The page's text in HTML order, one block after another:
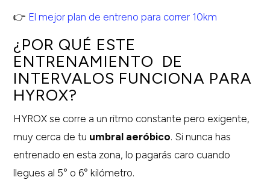
👉 El mejor plan de entreno para correr 10km
¿POR QUÉ ESTE
ENTRENAMIENTO DE
INTERVALOS FUNCIONA PARA
HYROX?
HYROX se corre a un ritmo constante pero exigente,
muy cerca de tu umbral aeróbico. Si nunca has
entrenado en esta zona, lo pagarás caro cuando
llegues al 5° o 6° kilómetro.